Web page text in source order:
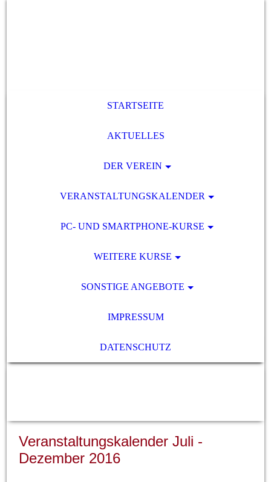
STARTSEITE
AKTUELLES
DER VEREIN
VERANSTALTUNGSKALENDER
PC- UND SMARTPHONE-KURSE
WEITERE KURSE
SONSTIGE ANGEBOTE
IMPRESSUM
DATENSCHUTZ
Veranstaltungskalender Juli -
Dezember 2016